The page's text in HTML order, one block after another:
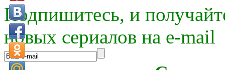
Подпишитесь, и
новых сериалов на e-mаil